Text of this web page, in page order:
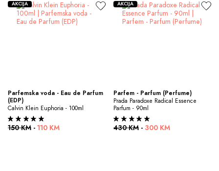
Parfemska voda - Eau de Parfum
(EDP)
Calvin Klein Euphoria - 100ml
150 KM - 110 KM
AKCIJA
Parfem - Parfum (Perfume)
Prada Paradoxe Radical Essence
Parfum - 90ml
430 KM - 300 KM
AKCIJA